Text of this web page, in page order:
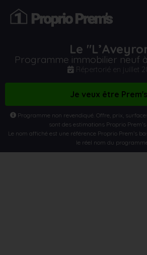
Le
Programme immobilier neuf
Répertorié en juillet
Je veux être Prem's
Programme non revendiqué. Offre, prix,
sont des estimations Proprio Prem’s
Le nom affiché est une référence Proprio Prem’s
le réel nom du